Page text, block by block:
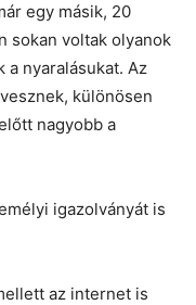
egy másik, 20
sokan voltak olyanok
nyaralásukat. Az
különösen
nagyobb a
igazolványát is
az internet is